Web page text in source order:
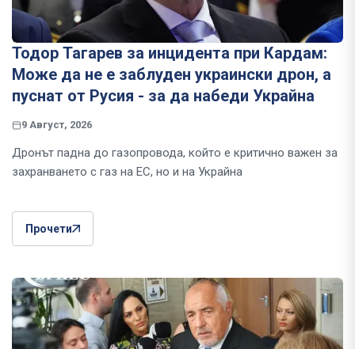
Тодор Тагарев за инцидента при Кардам:
Може да не е заблуден украински дрон, а
пуснат от Русия - за да набеди Украйна
9 Август, 2026
Дронът падна до газопровода, който е критично важен за
захранването с газ на ЕС, но и на Украйна
Прочети